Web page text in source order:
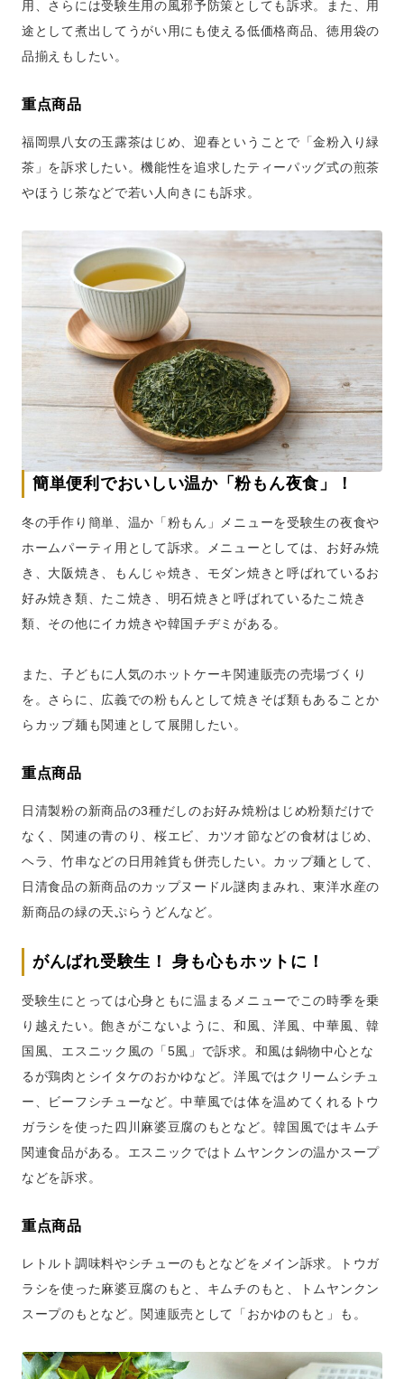
用、さらには受験生用の風邪予防策としても訴求。また、用
途として煮出してうがい用にも使える低価格商品、徳用袋の
品揃えもしたい。
重点商品
福岡県八女の玉露茶はじめ、迎春ということで「金粉入り緑
茶」を訴求したい。機能性を追求したティーパッグ式の煎茶
やほうじ茶などで若い人向きにも訴求。
簡単便利でおいしい温か「粉もん夜食」！
冬の手作り簡単、温か「粉もん」メニューを受験生の夜食や
ホームパーティ用として訴求。メニューとしては、お好み焼
き、大阪焼き、もんじゃ焼き、モダン焼きと呼ばれているお
好み焼き類、たこ焼き、明石焼きと呼ばれているたこ焼き
類、その他にイカ焼きや韓国チヂミがある。
また、子どもに人気のホットケーキ関連販売の売場づくり
を。さらに、広義での粉もんとして焼きそば類もあることか
らカップ麺も関連として展開したい。
重点商品
日清製粉の新商品の3種だしのお好み焼粉はじめ粉類だけで
なく、関連の青のり、桜エビ、カツオ節などの食材はじめ、
ヘラ、竹串などの日用雑貨も併売したい。カップ麺として、
日清食品の新商品のカップヌードル謎肉まみれ、東洋水産の
新商品の緑の天ぷらうどんなど。
がんばれ受験生！ 身も心もホットに！
受験生にとっては心身ともに温まるメニューでこの時季を乗
り越えたい。飽きがこないように、和風、洋風、中華風、韓
国風、エスニック風の「5風」で訴求。和風は鍋物中心とな
るが鶏肉とシイタケのおかゆなど。洋風ではクリームシチュ
ー、ビーフシチューなど。中華風では体を温めてくれるトウ
ガラシを使った四川麻婆豆腐のもとなど。韓国風ではキムチ
関連食品がある。エスニックではトムヤンクンの温かスープ
などを訴求。
重点商品
レトルト調味料やシチューのもとなどをメイン訴求。トウガ
ラシを使った麻婆豆腐のもと、キムチのもと、トムヤンクン
スープのもとなど。関連販売として「おかゆのもと」も。